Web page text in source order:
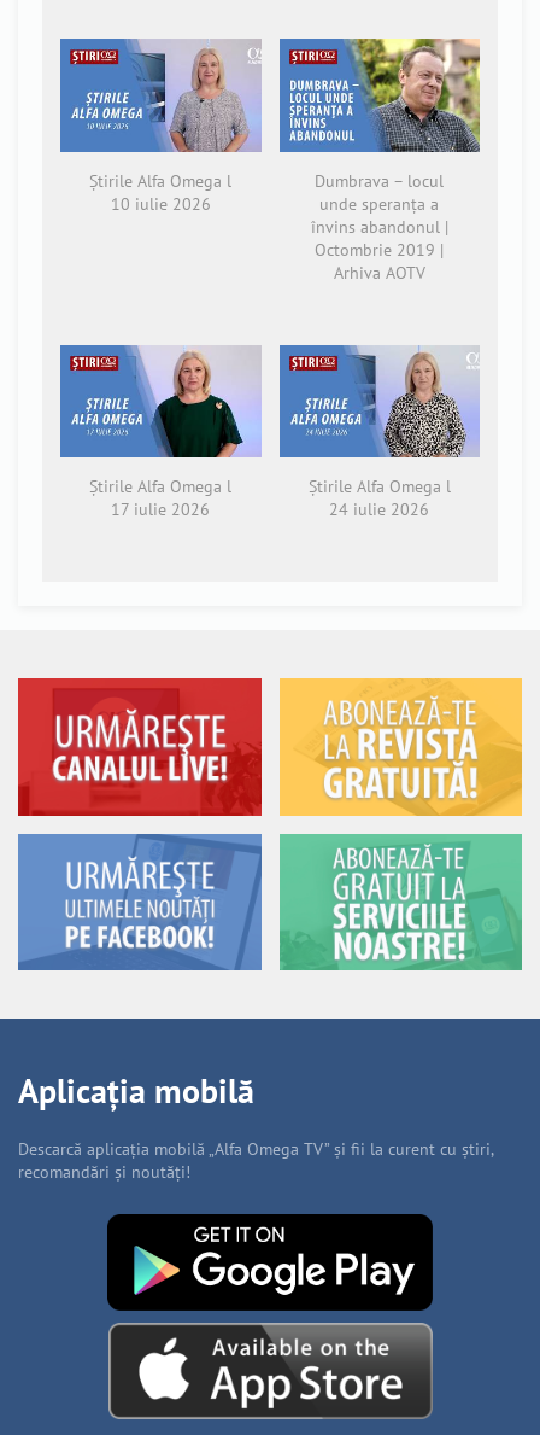
Știrile Alfa Omega l
10 iulie 2026
Dumbrava – locul
unde speranța a
învins abandonul |
Octombrie 2019 |
Arhiva AOTV
Știrile Alfa Omega l
17 iulie 2026
Știrile Alfa Omega l
24 iulie 2026
Aplicația mobilă
Descarcă aplicația mobilă „Alfa Omega TV” și fii la curent cu știri,
recomandări și noutăți!